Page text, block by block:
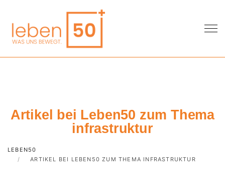
Artikel bei Leben50 zum Thema
infrastruktur
LEBEN50
ARTIKEL BEI LEBEN50 ZUM THEMA INFRASTRUKTUR